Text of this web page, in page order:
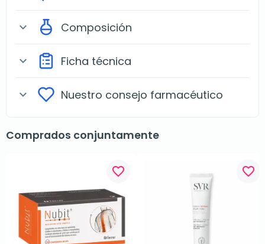
expand_more Composición
expand_more Ficha técnica
expand_more Nuestro consejo farmacéutico
Comprados conjuntamente
favorite_border favorite_border